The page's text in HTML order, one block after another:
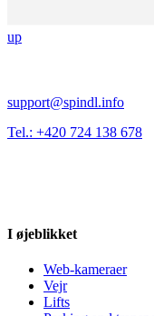
up
support@spindl.info
Tel.: +420 724 138 678
I øjeblikket
Web-kameraer
Vejr
Lifts